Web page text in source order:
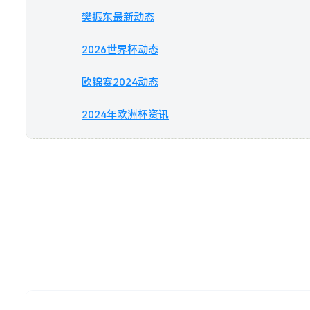
樊振东最新动态
2026世界杯动态
欧锦赛2024动态
2024年欧洲杯资讯